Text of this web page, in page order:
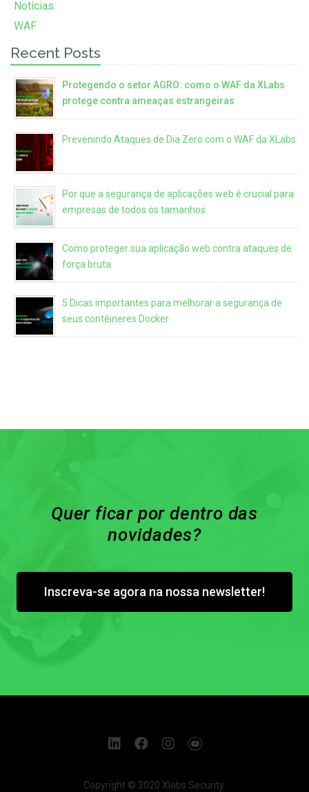
Notícias
WAF
Recent Posts
Protegendo o setor AGRO: como o WAF da XLabs
protege contra ameaças estrangeiras
Prevenindo Ataques de Dia Zero com o WAF da XLabs
Por que a segurança de aplicações web é crucial para
empresas de todos os tamanhos
Como proteger sua aplicação web contra ataques de
força bruta
5 Dicas importantes para melhorar a segurança de
seus contêineres Docker
Quer ficar por dentro das
novidades?
Inscreva-se agora na nossa newsletter!
Copyright © 2020 Xlabs Security.